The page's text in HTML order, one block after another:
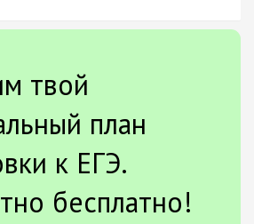
твой
план
к ЕГЭ.
бесплатно!